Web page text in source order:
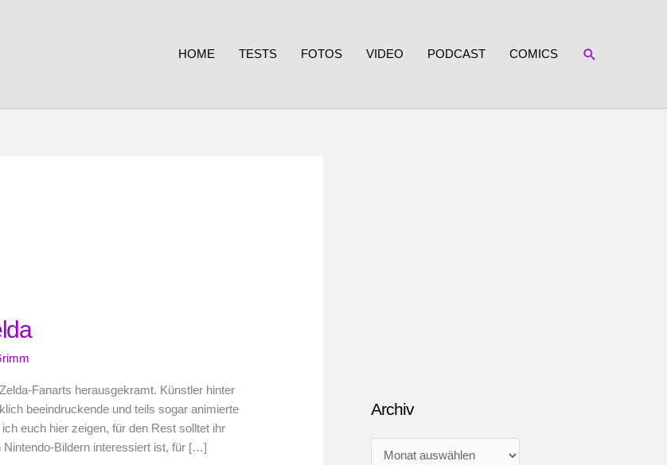
HOME TESTS FOTOS VIDEO PODCAST COMICS SUCHEN
Fanarts herausgekramt. Künstler hinter
beeindruckende und teils sogar animierte
euch hier zeigen, für den Rest solltet ihr
Nintendo-Bildern interessiert ist, für […]
Archiv